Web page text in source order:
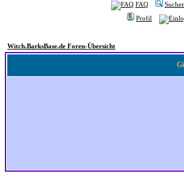
FAQ Suchen
Profil
Witch.BarksBase.de Foren-Übersicht